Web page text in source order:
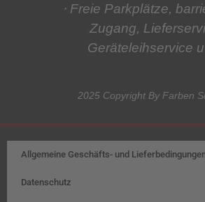
⋅ Freie Parkplätze,
Zugang,
Geräteleihservice
2025 Copyright By Farben
Allgemeine Geschäfts- und
Datenschutz